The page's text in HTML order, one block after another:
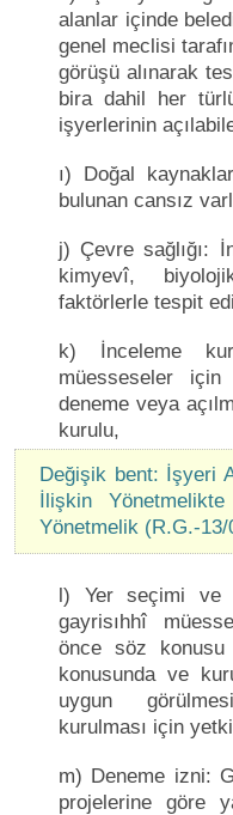
alanlar içinde
genel meclisi
görüşü alınarak
bira dahil her
işyerlerinin
ı) Doğal
bulunan cansız
j) Çevre sağlığı:
kimyevî,
faktörlerle tespit
k) İnceleme
müesseseler
deneme veya
kurulu,
Değişik bent: İşyeri
İlişkin
Yönetmelik (R.G.-
l) Yer seçimi ve
gayrisıhhî
önce söz konusu
konusunda ve
uygun
kurulması için
m) Deneme izni:
projelerine göre